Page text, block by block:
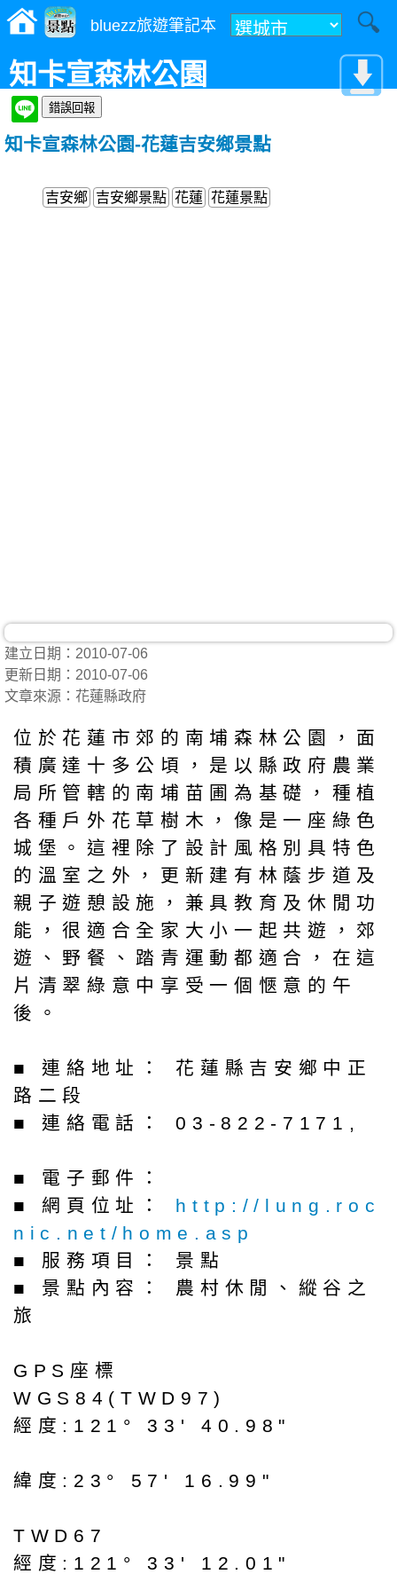
bluezz旅遊筆記本
知卡宣森林公園
知卡宣森林公園-花蓮吉安鄉景點
吉安鄉 吉安鄉景點 花蓮 花蓮景點
建立日期：2010-07-06
更新日期：2010-07-06
文章來源：花蓮縣政府
位於花蓮市郊的南埔森林公園，面
積廣達十多公頃，是以縣政府農業
局所管轄的南埔苗圃為基礎，種植
各種戶外花草樹木，像是一座綠色
城堡。這裡除了設計風格別具特色
的溫室之外，更新建有林蔭步道及
親子遊憩設施，兼具教育及休閒功
能，很適合全家大小一起共遊，郊
遊、野餐、踏青運動都適合，在這
片清翠綠意中享受一個愜意的午
後。
■ 連絡地址： 花蓮縣吉安鄉中正
路二段
■ 連絡電話： 03-822-7171,
■ 電子郵件：
■ 網頁位址： http://lung.roc
nic.net/home.asp
■ 服務項目： 景點
■ 景點內容： 農村休閒、縱谷之
旅
GPS座標
WGS84(TWD97)
經度:121° 33' 40.98"
緯度:23° 57' 16.99"
TWD67
經度:121° 33' 12.01"